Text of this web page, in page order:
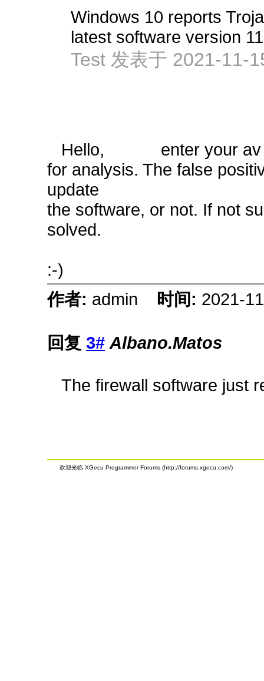
Windows 10 reports
latest software version
Test 发表于 2021-11-
Hello, enter your av
for analysis. The false
update
the software, or not. If not
solved.
:-)
作者: admin 时间: 2021-
回复 3# Albano.Matos
The firewall software just
欢迎光临 XGecu Programmer Forums (http://forums.xgecu.com/)